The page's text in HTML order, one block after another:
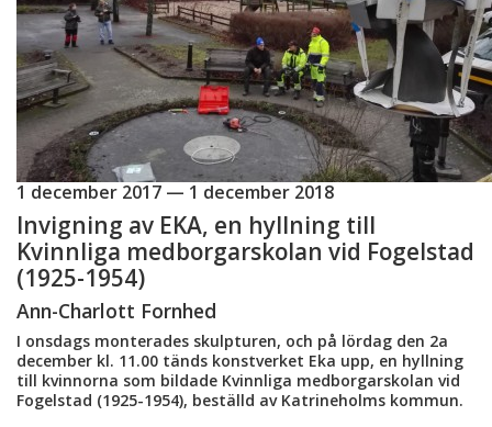
1 december 2017 — 1 december 2018
Invigning av EKA, en hyllning till
Kvinnliga medborgarskolan vid Fogelstad
(1925-1954)
Ann-Charlott Fornhed
I onsdags monterades skulpturen, och på lördag den 2a
december kl. 11.00 tänds konstverket Eka upp, en hyllning
till kvinnorna som bildade Kvinnliga medborgarskolan vid
Fogelstad (1925-1954), beställd av Katrineholms kommun.